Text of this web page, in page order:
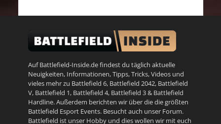
Auf Battlefield-Inside.de findest du täglich aktuelle
Neuigkeiten, Informationen, Tipps, Tricks, Videos und
vieles mehr zu Battlefield 6, Battlefield 2042, Battlefield
V, Battlefield 1, Battlefield 4, Battlefield 3& Battlefield
Hardline. Außerdem berichten wir über die die größten
Battlefield Esport Events. Besucht auch unser Forum.
Battlefield ist unser Hobby und dies wollen wir mit euch